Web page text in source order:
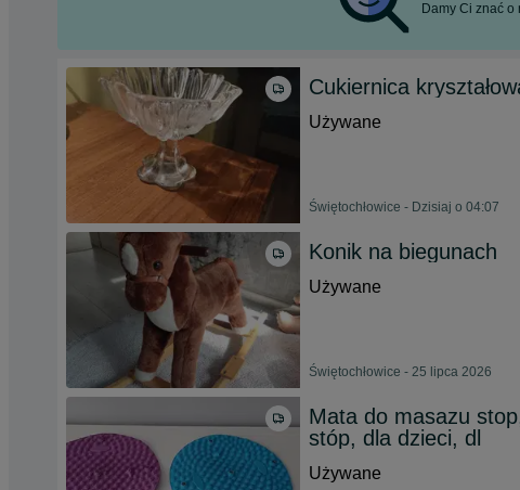
Damy Ci znać o
Cukiernica
Używane
Świętochłowice - Dzisiaj o 04:07
Konik na biegunach
Używane
Świętochłowice - 25 lipca 2026
Mata do masazu
stóp, dla dzieci, dl
Używane